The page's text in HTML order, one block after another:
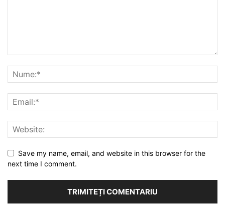
Save my name, email, and website in this browser for the
next time I comment.